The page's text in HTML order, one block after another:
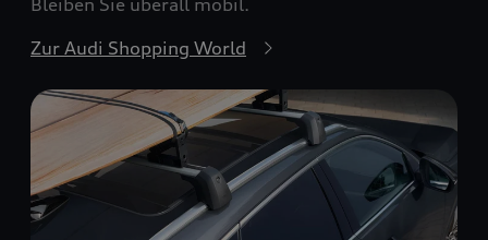
Bleiben Sie überall mobil.
Zur Audi Shopping World